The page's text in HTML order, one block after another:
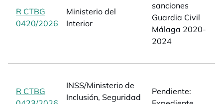
R CTBG
0420/2026 opens in a new tab
Ministerio del
Interior
sanciones
Guardia Civil
Málaga 2020-
2024
R CTBG
INSS/Ministerio de
Inclusión, Seguridad
Pendiente: